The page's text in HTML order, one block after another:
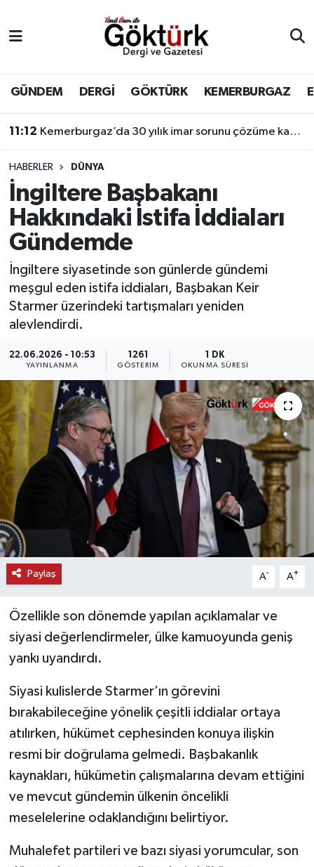
GÜNDEM DERGİ GÖKTÜRK KEMERBURGAZ
11:12 Kemerburgaz’da 30 yılık imar sorunu çözüme kavuşuyor
HABERLER DÜNYA
İngiltere Başbakanı
Hakkındaki İstifa İddiaları
Gündemde
İngiltere siyasetinde son günlerde gündemi
meşgul eden istifa iddiaları, Başbakan Keir
Starmer üzerindeki tartışmaları yeniden
alevlendirdi.
22.06.2026 - 10:53
YAYINLANMA
1261
GÖSTERIM
1 DK
OKUNMA SÜRESI
Paylaş A- A+
Özellikle son dönemde yapılan açıklamalar ve
siyasi değerlendirmeler, ülke kamuoyunda geniş
yankı uyandırdı.
Siyasi kulislerde Starmer’ın görevini
bırakabileceğine yönelik çeşitli iddialar ortaya
atılırken, hükümet cephesinden konuya ilişkin
resmi bir doğrulama gelmedi. Başbakanlık
kaynakları, hükümetin çalışmalarına devam ettiğini
ve mevcut gündemin ülkenin öncelikli
meselelerine odaklandığını belirtiyor.
Muhalefet partileri ve bazı siyasi yorumcular, son
BİLİM
DERGİ
DÜNYA
EĞİTİM
EKONOMİ
GÖKTÜRK
GÜNDEM
MAGAZİN
ÖZEL HABER
SAĞLIK
TEKNOLOJİ
Eyüpsultan Hava Durumu
Eyüpsultan Trafik Yoğunluk Haritası
Süper Lig Puan Durumu ve Fikstür
Tüm Manşetler
Son Dakika Haberleri
Haber Arşivi